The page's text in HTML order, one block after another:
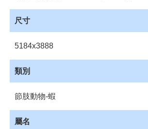
管
理
管
理
源
收
尺寸
5184x3888
類別
節肢動物-蝦
屬名